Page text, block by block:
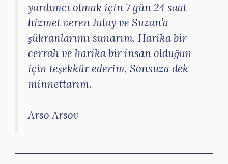
yardımcı olmak için 7 gün 24 saat
hizmet veren Julay ve Suzan’a
şükranlarımı sunarım. Harika bir
cerrah ve harika bir insan olduğun
için teşekkür ederim, Sonsuza dek
minnettarım.
Arso Arsov